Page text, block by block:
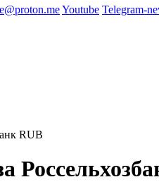
Youtube Telegram-
RUB